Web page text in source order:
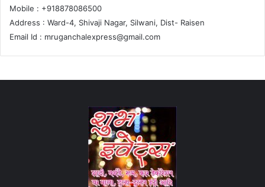
Mobile : +918878086500
Address : Ward-4, Shivaji Nagar, Silwani, Dist- Raisen
Email Id : mruganchalexpress@gmail.com